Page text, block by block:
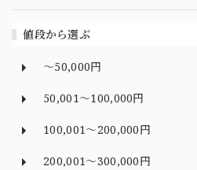
値段から選ぶ
～50,000円
50,001～100,000円
100,001～200,000円
200,001～300,000円